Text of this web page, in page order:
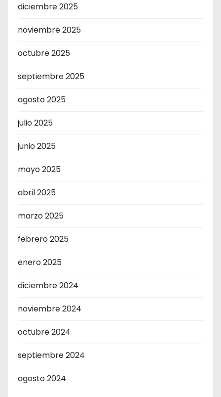
diciembre 2025
noviembre 2025
octubre 2025
septiembre 2025
agosto 2025
julio 2025
junio 2025
mayo 2025
abril 2025
marzo 2025
febrero 2025
enero 2025
diciembre 2024
noviembre 2024
octubre 2024
septiembre 2024
agosto 2024